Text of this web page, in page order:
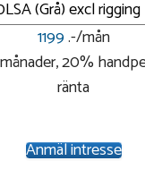
1199.-/mån
20%
ränta
Anmäl intresse